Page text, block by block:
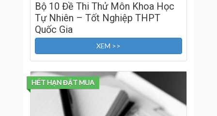
Bộ 10 Đề Thi Thử Môn Khoa Học
Tự Nhiên – Tốt Nghiệp THPT
Quốc Gia
XEM >>
HẾT HẠN ĐẶT MUA